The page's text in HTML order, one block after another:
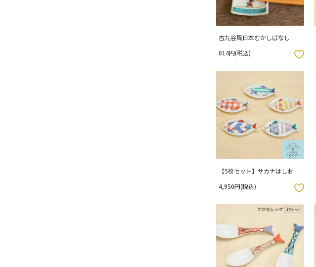
古九谷風日本むかしばなし 箸
814円(税込) お気に入りボタン
【5枚セット】サカナはしおき
4,950円(税込) お気に入りボタン